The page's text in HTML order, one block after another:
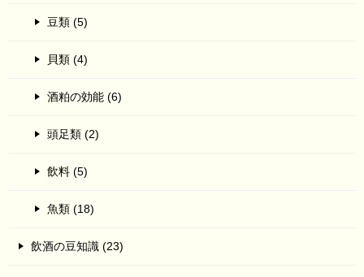
豆類 (5)
貝類 (4)
酒粕の効能 (6)
頭足類 (2)
飲料 (5)
魚類 (18)
飲酒の豆知識 (23)